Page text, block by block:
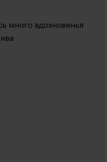
много вдохновенья